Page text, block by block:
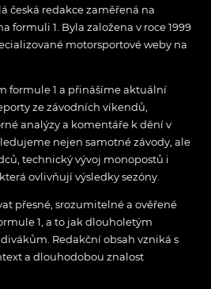
česká redakce zaměřená na
formuli 1. Byla založena v roce 1999
motorsportové weby na
formule 1 a přinášíme aktuální
ze závodních víkendů,
analýzy a komentáře k dění v
nejen samotné závody, ale
technický vývoj monopostů i
ovlivňují výsledky sezóny.
přesné, srozumitelné a ověřené
1, a to jak dlouholetým
Redakční obsah vzniká s
a dlouhodobou znalost